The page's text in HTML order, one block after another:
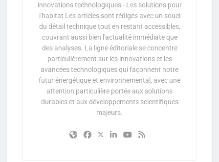
innovations technologiques - Les solutions pour
l'habitat Les articles sont rédigés avec un souci
du détail technique tout en restant accessibles,
couvrant aussi bien l'actualité immédiate que
des analyses. La ligne éditoriale se concentre
particulièrement sur les innovations et les
avancées technologiques qui façonnent notre
futur énergétique et environnemental, avec une
attention particulière portée aux solutions
durables et aux développements scientifiques
majeurs.